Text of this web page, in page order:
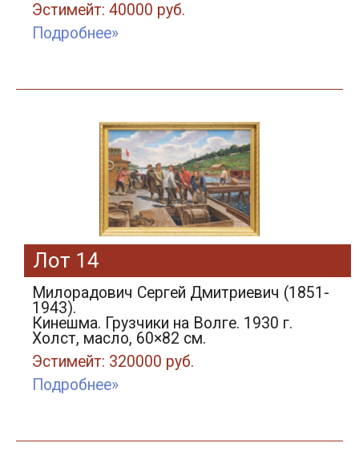
Эстимейт: 40000 руб.
Подробнее»
Лот 14
Милорадович Сергей Дмитриевич (1851-
1943).
Кинешма. Грузчики на Волге. 1930 г.
Холст, масло, 60×82 см.
Эстимейт: 320000 руб.
Подробнее»